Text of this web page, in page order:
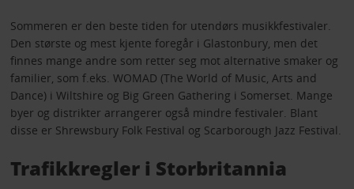
Sommeren er den beste tiden for utendørs musikkfestivaler.
Den største og mest kjente foregår i Glastonbury, men det
finnes mange andre som retter seg mot alternative smaker og
familier, som f.eks. WOMAD (The World of Music, Arts and
Dance) i Wiltshire og Big Green Gathering i Somerset. Mange
byer og distrikter arrangerer også mindre festivaler. Blant
disse er Shrewsbury Folk Festival og Scarborough Jazz Festival.
Trafikkregler i Storbritannia